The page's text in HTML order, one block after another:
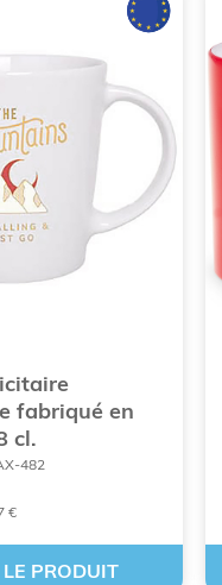
fabriqué en
cl.
482
€
PRODUIT